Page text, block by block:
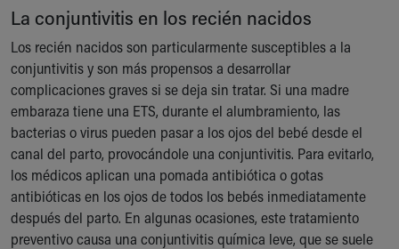
Inside Children's Blog
KidsHealth Topics
Family Library
Educational Resources
Injury Prevention
Medical Records
Symptom Checker
Skip to main content
La conjuntivitis en los recién nacidos
Los recién nacidos son particularmente susceptibles a la
conjuntivitis y son más propensos a desarrollar
complicaciones graves si se deja sin tratar. Si una madre
embaraza tiene una ETS, durante el alumbramiento, las
bacterias o virus pueden pasar a los ojos del bebé desde el
canal del parto, provocándole una conjuntivitis. Para evitarlo,
los médicos aplican una pomada antibiótica o gotas
antibióticas en los ojos de todos los bebés inmediatamente
después del parto. En algunas ocasiones, este tratamiento
preventivo causa una conjuntivitis química leve, que se suele